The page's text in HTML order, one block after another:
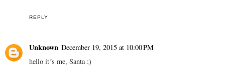
REPLY
Unknown December 19, 2015 at 10:00 PM
hello it´s me, Santa ;)